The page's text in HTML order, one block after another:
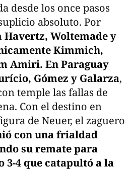
desde los once pasos
absoluto. Por
Havertz, Woltemade y
Kimmich,
Amiri. En Paraguay
Gómez y Galarza,
temple las fallas de
Con el destino en
de Neuer, el zaguero
con una frialdad
su remate para
4 que catapultó a la